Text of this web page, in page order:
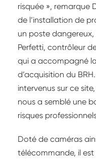
risquée », remarque
de l’installation de
un poste
Perfetti, contrôleur
qui a accompagné
d’acquisition du
intervenus sur ce
nous a semblé une
risques
Doté de caméras
télécommande, il